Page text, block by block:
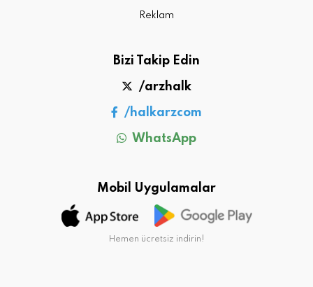
Reklam
Bizi Takip Edin
/arzhalk
/halkarzcom
WhatsApp
Mobil Uygulamalar
Hemen ücretsiz indirin!